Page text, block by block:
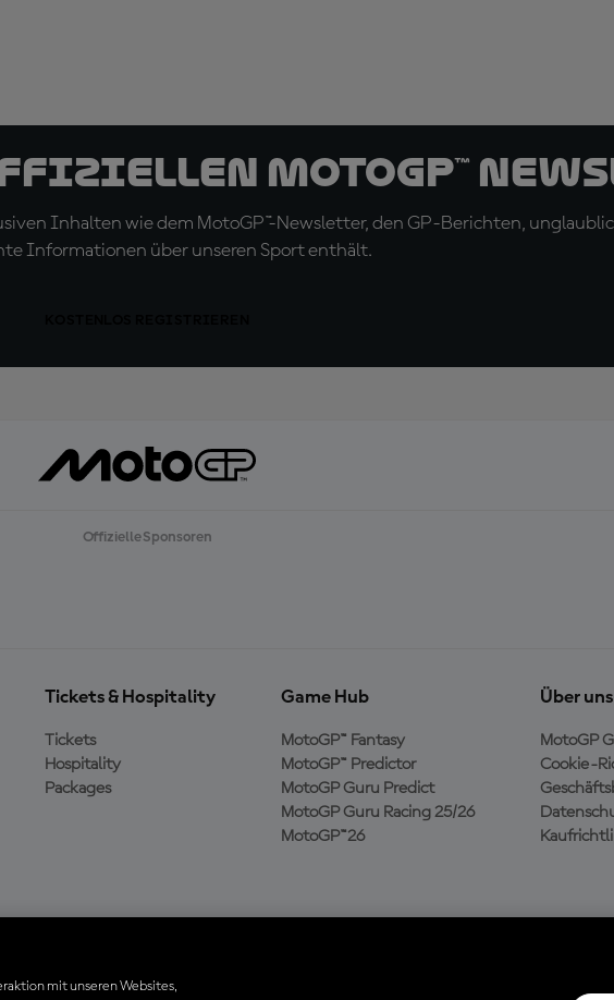
MotoGP™
Inhalten wie dem MotoGP™-Newsletter, den GP-Berichten,
Informationen über unseren Sport enthält.
Offizielle Sponsoren
Tickets & Hospitality
Tickets
Hospitality
Packages
Game Hub
MotoGP™ Fantasy
MotoGP™ Predictor
MotoGP Guru Predict
MotoGP Guru Racing 25/26
MotoGP™26
Über uns
MotoGP
Cookie-
mit unseren Websites,